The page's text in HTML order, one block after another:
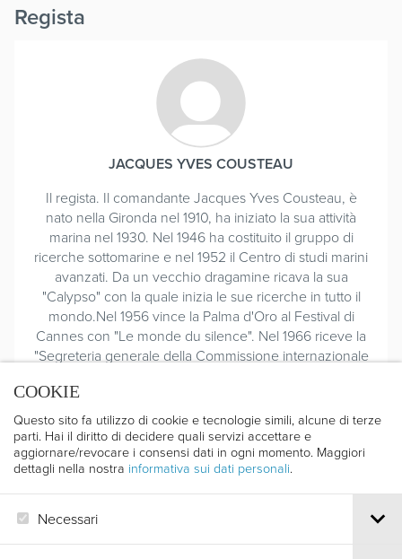
COOKIE
Questo sito fa utilizzo di cookie e tecnologie simili, alcune di terze
parti. Hai il diritto di decidere quali servizi accettare e
aggiornare/revocare i consensi dati in ogni momento. Maggiori
dettagli nella nostra informativa sui dati personali.
Necessari
Regista
JACQUES YVES COUSTEAU
Il regista. Il comandante Jacques Yves Cousteau, è
nato nella Gironda nel 1910, ha iniziato la sua attività
marina nel 1930. Nel 1946 ha costituito il gruppo di
ricerche sottomarine e nel 1952 il Centro di studi marini
avanzati. Da un vecchio dragamine ricava la sua
"Calypso" con la quale inizia le sue ricerche in tutto il
mondo.Nel 1956 vince la Palma d'Oro al Festival di
Cannes con "Le monde du silence". Nel 1966 riceve la
"Segreteria generale della Commissione internazionale
internazionali costellano la sua vita di cineasta. Ha
partecipato la prima volta al Festival di Trento nel 1957
con "Fontaine de Vaucluse". Nel 1974 ha vinto il
Nettuno d'Oro per il filmato "La vie sous un ocn de
glaces" mentre nel 1982 ha vinto la Genziana d'Argento
per il miglior film di Esplorazione con "Sang chaud dans